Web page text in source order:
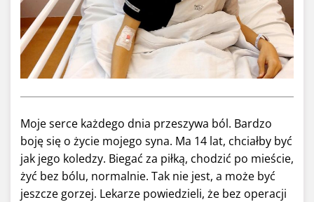
Moje serce każdego dnia przeszywa ból. Bardzo
boję się o życie mojego syna. Ma 14 lat, chciałby być
jak jego koledzy. Biegać za piłką, chodzić po mieście,
żyć bez bólu, normalnie. Tak nie jest, a może być
jeszcze gorzej. Lekarze powiedzieli, że bez operacji